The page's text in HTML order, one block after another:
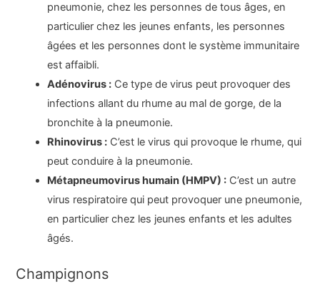
pneumonie, chez les personnes de tous âges, en
particulier chez les jeunes enfants, les personnes
âgées et les personnes dont le système immunitaire
est affaibli.
Adénovirus : Ce type de virus peut provoquer des
infections allant du rhume au mal de gorge, de la
bronchite à la pneumonie.
Rhinovirus : C’est le virus qui provoque le rhume, qui
peut conduire à la pneumonie.
Métapneumovirus humain (HMPV) : C’est un autre
virus respiratoire qui peut provoquer une pneumonie,
en particulier chez les jeunes enfants et les adultes
âgés.
Champignons